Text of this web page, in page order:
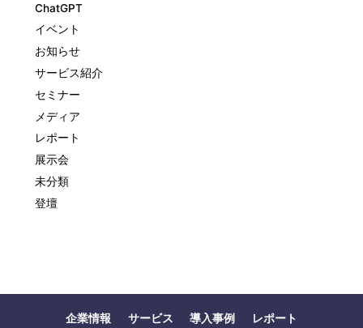
ChatGPT
イベント
お知らせ
サービス紹介
セミナー
メディア
レポート
展示会
未分類
登壇
企業情報 サービス 導入事例 レポート